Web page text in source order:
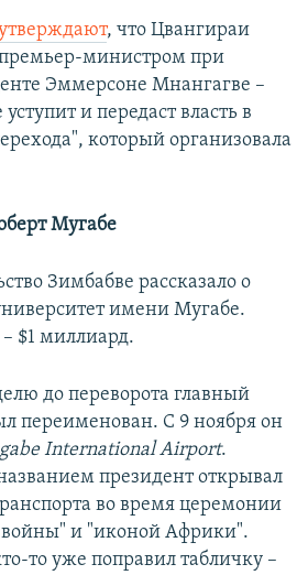
, что Цвангираи
министром при
Эммерсоне Мнангагве –
и передаст власть в
который организовала
Мугабе
Зимбабве рассказало о
имени Мугабе.
$1 миллиард.​
до переворота главный
переименован. С 9 ноября он
International Airport.
президент открывал
во время церемонии
войны" и "иконой Африки".
то уже поправил табличку –